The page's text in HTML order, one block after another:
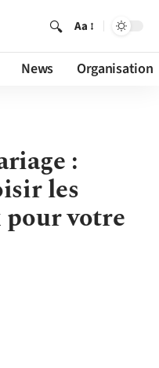
Aa
News Organisation
:
les
votre